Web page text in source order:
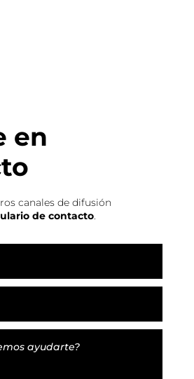
en
canales de difusión
de contacto.